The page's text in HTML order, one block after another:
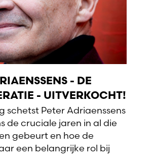
- DE
- UITVERKOCHT!
schetst Peter Adriaenssens
de cruciale jaren in al die
gebeurt en hoe de
een belangrijke rol bij